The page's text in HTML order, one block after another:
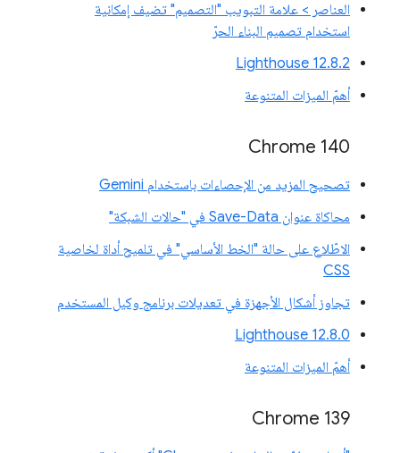
العناصر > علامة التبويب "التصميم" تضيف إمكانية
استخدام تصميم البناء الحرّ
‫Lighthouse 12.8.2
أهمّ الميزات المتنوعة
Chrome 140
تصحيح المزيد من الإحصاءات باستخدام Gemini
محاكاة عنوان Save-Data في "حالات الشبكة"
الاطّلاع على حالة "الخط الأساسي" في تلميح أداة لخاصية
CSS
تجاوز أشكال الأجهزة في تعديلات برنامج وكيل المستخدم
‫Lighthouse 12.8.0
أهمّ الميزات المتنوعة
‫Chrome 139